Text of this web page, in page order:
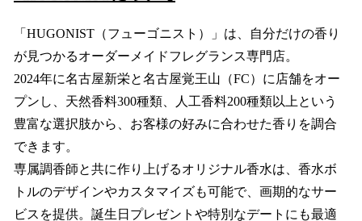
「HUGONIST（フューゴニスト）」は、自分だけの香り
が見つかるオーダーメイドフレグランス専門店。
2024年に名古屋新栄と名古屋覚王山（FC）に店舗をオー
プンし、天然香料300種類、人工香料200種類以上という
豊富な選択肢から、お客様の好みに合わせた香りを調合
できます。
専属調香師と共に作り上げるオリジナル香水は、香水ボ
トルのデザインやカスタマイズも可能で、画期的なサー
ビスを提供。誕生日プレゼントや特別なデートにも最適